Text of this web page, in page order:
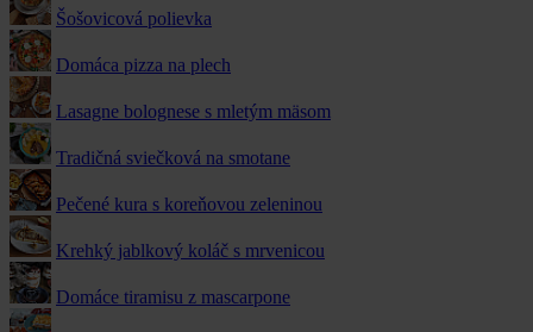
Šošovicová polievka
Domáca pizza na plech
Lasagne bolognese s mletým mäsom
Tradičná sviečková na smotane
Pečené kura s koreňovou zeleninou
Krehký jablkový koláč s mrvenicou
Domáce tiramisu z mascarpone